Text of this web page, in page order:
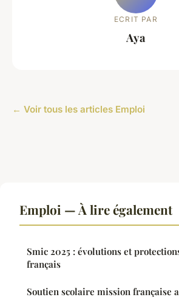
ECRIT PAR
Aya
← Voir tous les articles Emploi
Emploi — À lire également
Smic 2025 : évolutions et
français
Soutien scolaire mission française